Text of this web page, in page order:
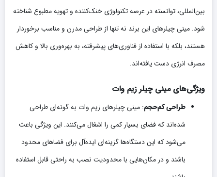
بین‌المللی، توانسته در عرصه تکنولوژی خنک‌کننده و تهویه مطبوع شناخته
شود. مینی چیلرهای این برند نه تنها از طراحی مدرن و مناسب برخوردار
هستند، بلکه با استفاده از فناوری‌های پیشرفته، به بهره‌وری بالا و کاهش
مصرف انرژی دست یافته‌اند.
ویژگی‌های مینی چیلر زیم وات
طراحی کم‌حجم: مینی چیلرهای زیم وات به گونه‌ای طراحی
شده‌اند که فضای بسیار کمی را اشغال می‌کنند. این ویژگی باعث
می‌شود که این دستگاه‌ها گزینه‌ای ایده‌آل برای فضاهای محدود
باشند و در مکان‌هایی با محدودیت نصب به راحتی قابل استفاده